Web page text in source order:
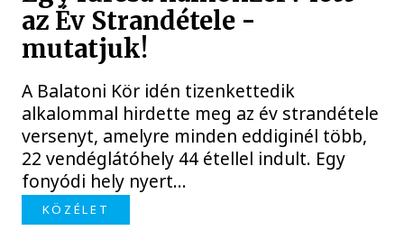
az Év Strandétele -
mutatjuk!
A Balatoni Kör idén tizenkettedik
alkalommal hirdette meg az év strandétele
versenyt, amelyre minden eddiginél több,
22 vendéglátóhely 44 étellel indult. Egy
fonyódi hely nyert...
KÖZÉLET